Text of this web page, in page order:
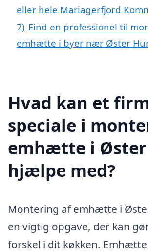
eller hele Mariagerfjord
7) Find en professionel til
emhætte i byer nær Øster
Hvad kan et
speciale i
emhætte i
hjælpe med?
Montering af emhætte i
en vigtig opgave, der kan
forskel i dit køkken.